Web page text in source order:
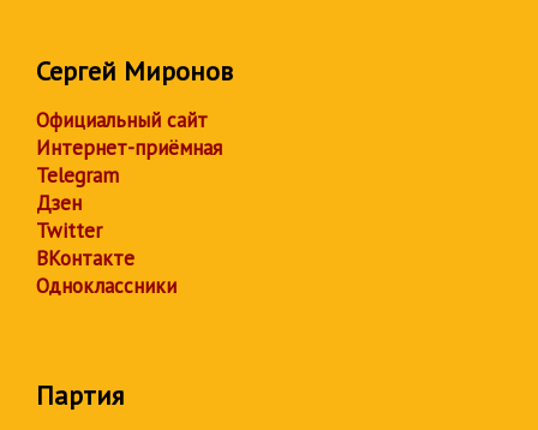
Сергей Миронов
Официальный сайт
Интернет-приёмная
Telegram
Дзен
Twitter
ВКонтакте
Одноклассники
Партия